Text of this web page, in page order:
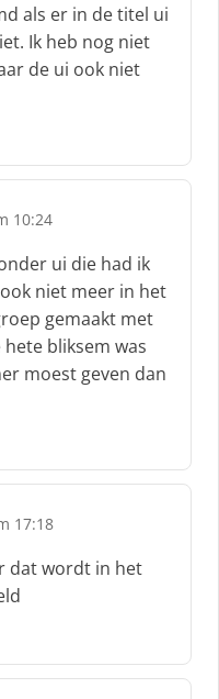
als er in de titel ui
Ik heb nog niet
de ui ook niet
10:24
ui die had ik
niet meer in het
gemaakt met
bliksem was
moest geven dan
17:18
dat wordt in het